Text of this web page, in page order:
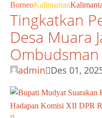
BorneoKalimantan
Tingkatkan
Desa Muara
Ombudsman
admin Des 01,